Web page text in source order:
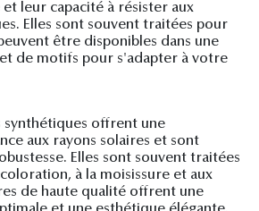
leur capacité à résister aux
Elles sont souvent traitées pour
être disponibles dans une
de motifs pour s'adapter à votre
synthétiques offrent une
aux rayons solaires et sont
Elles sont souvent traitées
à la moisissure et aux
de haute qualité offrent une